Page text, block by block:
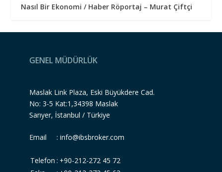
Nasıl Bir Ekonomi / Haber Röportaj – Murat Çiftçi
GENEL MÜDÜRLÜK
Maslak Link Plaza, Eski Büyükdere Cad.
No: 3-5 Kat:1,34398 Maslak
Sarıyer, İstanbul / Türkiye
Email :info@ibsbroker.com
Telefon : +90-212-272 45 72